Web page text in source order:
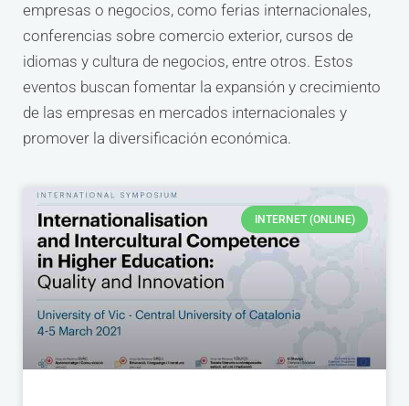
empresas o negocios, como ferias internacionales,
conferencias sobre comercio exterior, cursos de
idiomas y cultura de negocios, entre otros. Estos
eventos buscan fomentar la expansión y crecimiento
de las empresas en mercados internacionales y
promover la diversificación económica.
INTERNET (ONLINE)